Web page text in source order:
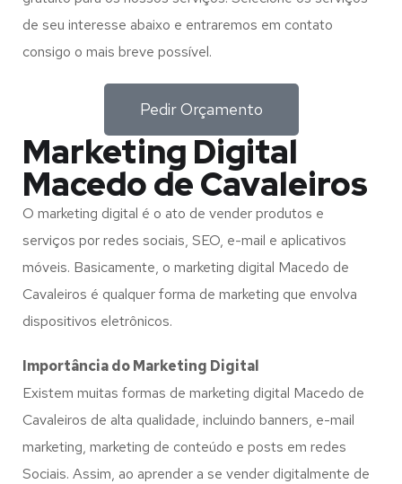
de seu interesse abaixo e entraremos em contato
consigo o mais breve possível.
Pedir Orçamento
Marketing Digital
Macedo de Cavaleiros
O marketing digital é o ato de vender produtos e
serviços por redes sociais, SEO, e-mail e aplicativos
móveis. Basicamente, o marketing digital Macedo de
Cavaleiros é qualquer forma de marketing que envolva
dispositivos eletrônicos.
Importância do Marketing Digital
Existem muitas formas de marketing digital Macedo de
Cavaleiros de alta qualidade, incluindo banners, e-mail
marketing, marketing de conteúdo e posts em redes
Sociais. Assim, ao aprender a se vender digitalmente de